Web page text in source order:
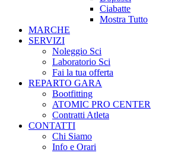
Ciabatte
Mostra Tutto
MARCHE
SERVIZI
Noleggio Sci
Laboratorio Sci
Fai la tua offerta
REPARTO GARA
Bootfitting
ATOMIC PRO CENTER
Contratti Atleta
CONTATTI
Chi Siamo
Info e Orari